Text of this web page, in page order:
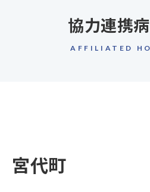
協力連携
AFFILIATED
宮代町